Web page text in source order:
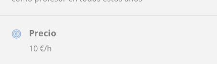
Precio
10€/h